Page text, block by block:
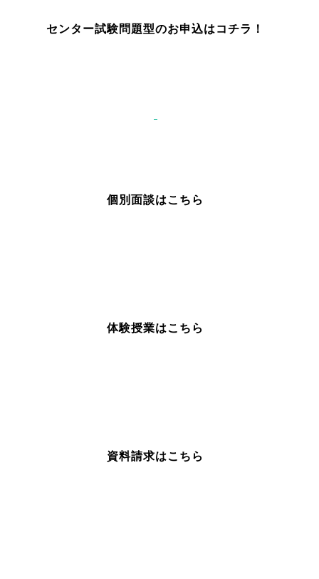
センター試験問題型のお申込はコチラ！
個別面談はこち ら
体験授業はこちら
資料請求はこちら